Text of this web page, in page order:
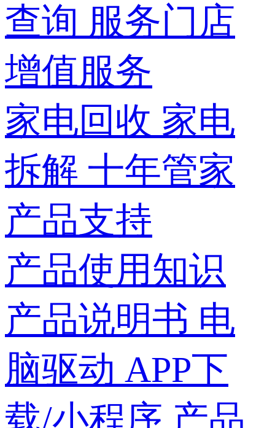
查询 服务门店
增值服务
家电回收 家电
拆解 十年管家
产品支持
产品使用知识
产品说明书 电
脑驱动 APP下
载/小程序 产品